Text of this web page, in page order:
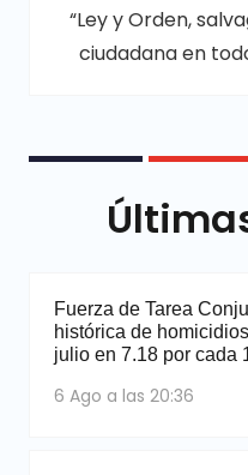
“Ley y Orden,
ciudadana en
Fuerza de Tarea
histórica de
julio en 7.18 por cada
6 Ago a las 20:36